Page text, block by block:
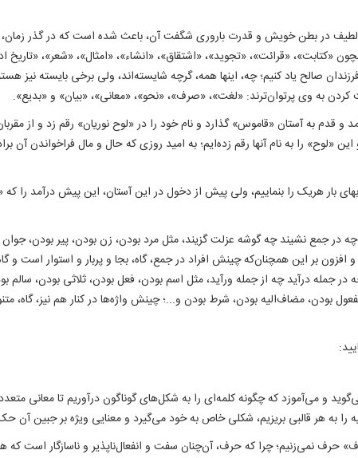
لطیف در بطن خویش و قدرت باروری شگفت آن، باعث شده است که در گذر
«قرائت»، «تجوید»، «اشتقاق»، «انشاء»، «امثال»، «شعر»، «تاریخ
صالح یاد کنیم؛ چه، اینها همه، گرچه شایسته‌اند، ولی برخی بایسته نیز
به وی پرتوان‌ترند: «لغت»، «صرف»، «نحو»، «معانی»، «بیان» و «بدیع».
آستان «قاموس» گذارد و نام خود را در «لوح نوریان» رقم زد و از
«لوح» را به نام آنها رقم زده‌ایم؛ به امید روزی که حال و مال فراخواندن آن
بار هریک را بنماییم، ولی پیش از دخول در این آستان، این پیش درآمد را
در جمع نشیند چه گوشه عزلت گزیند، مثل مرد بودن، زن بودن، پیر بودن،
بر این همچنان‌که چینش افراد در جمع، گاه، بجا و پربار و استوار است و
در جمله درآید چه از جمله ورآید، مثل اسم بودن، فعل بودن، ثلاثی بودن، سالم
بودن، مضاف‌الیه بودن، شرط بودن و...؛ چینش واژه‌ها در کنار هم نیز، گاه،
و می‌آموزد که چگونه کلمه‌ای را به شکل‌های گوناگون درآوریم تا معانی
را به هر قالبی بریزیم، شکلی خاص به خود می‌گیرد و معنایی ویژه بر جبین
نمی‌زنیم؛ چرا که حرف، آن‌چنان سفت و انفعال‌ناپذیر و ناسازگار است